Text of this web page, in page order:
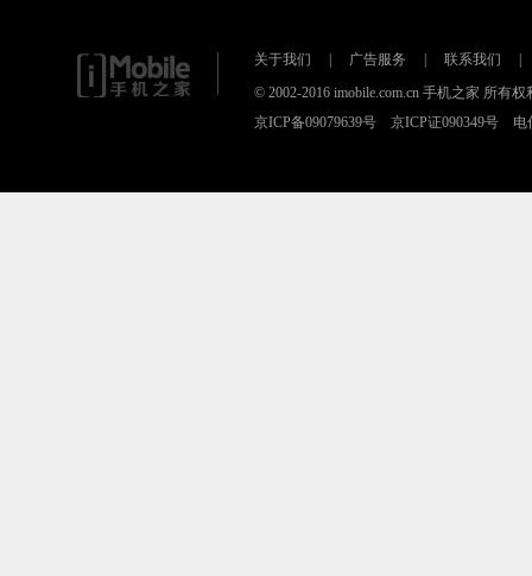
关于我们 广告服务 联系我们
© 2002-2016 imobile.com.cn 手机之家 所有
京ICP备09079639号 京ICP证090349号 电